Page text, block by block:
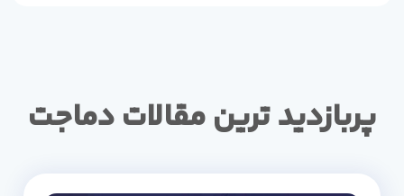
پربازدید ترین مقالات دماجت